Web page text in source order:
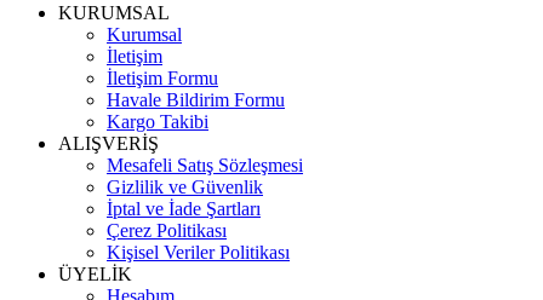
KURUMSAL
Kurumsal
İletişim
İletişim Formu
Havale Bildirim Formu
Kargo Takibi
ALIŞVERİŞ
Mesafeli Satış Sözleşmesi
Gizlilik ve Güvenlik
İptal ve İade Şartları
Çerez Politikası
Kişisel Veriler Politikası
ÜYELİK
Hesabım